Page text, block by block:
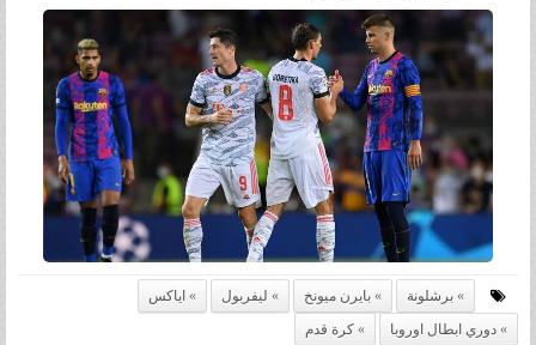
برشلونة بايرن ميونخ ليفربول
اياكس
دوري ابطال اوروبا
كرة قدم